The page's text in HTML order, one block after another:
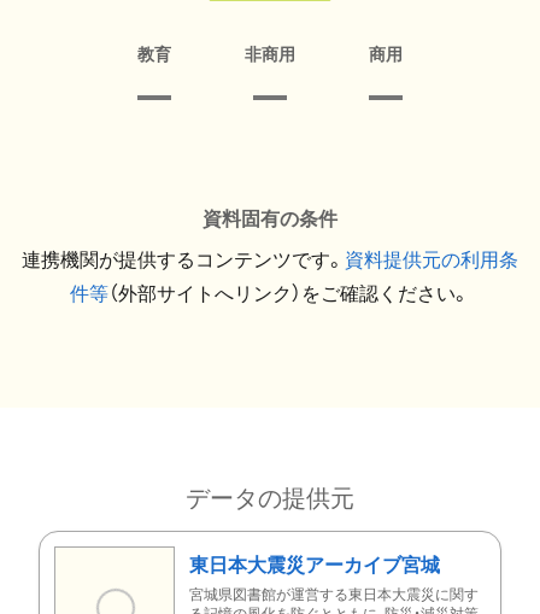
教育 非商用 商用
資料固有の条件
連携機関が提供するコンテンツです。 資料提供元の利用条
件等（外部サイトへリンク）をご確認ください。
データの提供元
東日本大震災アーカイブ宮城
宮城県図書館が運営する東日本大震災に関す